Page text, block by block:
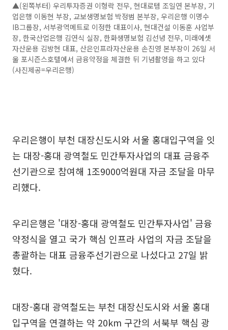
▲(왼쪽부터) 우리투자증권 이형락 전무, 현대로템 조일연 본부장, 기
업은행 이동현 부장, 교보생명보험 박정범 본부장, 우리은행 이명수
IB그룹장, 서부광역메트로 이정한 대표이사, 현대건설 이동훈 사업부
장, 한국산업은행 김연식 실장, 한화생명보험 김선녕 전무, 미래에셋
자산운용 김방현 대표, 산은인프라자산운용 손진영 본부장이 26일 서
울 포시즌스호텔에서 금융약정을 체결한 뒤 기념촬영을 하고 있다
(사진제공=우리은행)
우리은행이 부천 대장신도시와 서울 홍대입구역을 잇
는 대장-홍대 광역철도 민간투자사업의 대표 금융주
선기관으로 참여해 1조9000억원대 자금 조달을 마무
리했다.
우리은행은 '대장-홍대 광역철도 민간투자사업' 금융
약정식을 열고 국가 핵심 인프라 사업의 자금 조달을
총괄하는 대표 금융주선기관으로 나섰다고 27일 밝
혔다.
대장-홍대 광역철도는 부천 대장신도시와 서울 홍대
입구역을 연결하는 약 20km 구간의 서북부 핵심 광